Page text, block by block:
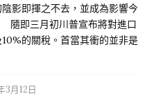
影即揮之不去，並成為影響今
隨即三月初川普宣布將對進口
的關稅。首當其衝的並非是
恩…
3月12日